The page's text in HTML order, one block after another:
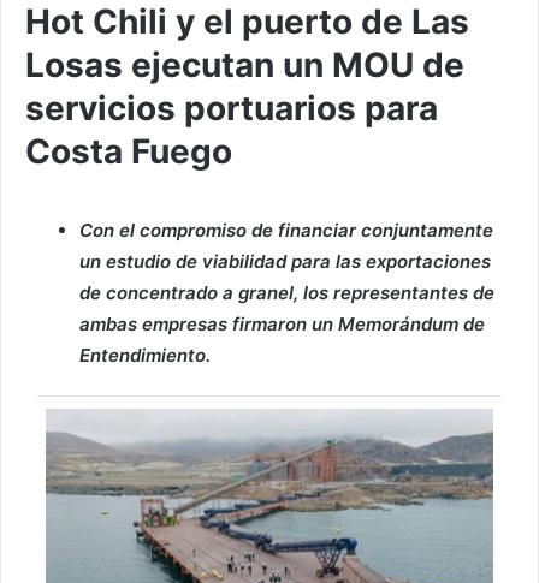
Hot Chili y el puerto de Las
Losas ejecutan un MOU de
servicios portuarios para
Costa Fuego
Con el compromiso de financiar conjuntamente
un estudio de viabilidad para las exportaciones
de concentrado a granel, los representantes de
ambas empresas firmaron un Memorándum de
Entendimiento.